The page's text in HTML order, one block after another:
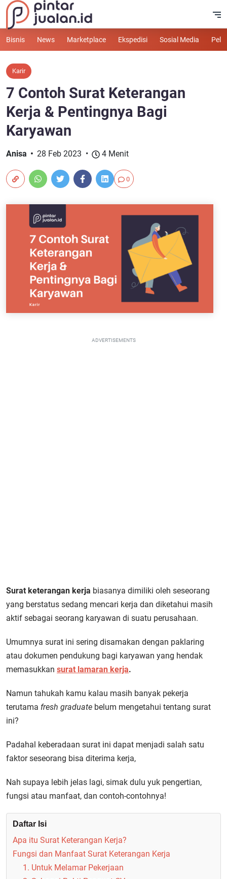
Bisnis News Marketplace Ekspedisi Sosial Media
Karir
7 Contoh Surat Keterangan
Kerja & Pentingnya Bagi
Karyawan
Anisa 28 Feb 2023 4 Menit
0
ADVERTISEMENTS
Surat keterangan kerja biasanya dimiliki oleh seseorang
yang berstatus sedang mencari kerja dan diketahui masih
aktif sebagai seorang karyawan di suatu perusahaan.
Umumnya surat ini sering disamakan dengan paklaring
atau dokumen pendukung bagi karyawan yang hendak
memasukkan surat lamaran kerja.
Namun tahukah kamu kalau masih banyak pekerja
terutama fresh graduate belum mengetahui tentang surat
ini?
Padahal keberadaan surat ini dapat menjadi salah satu
faktor seseorang bisa diterima kerja,
Nah supaya lebih jelas lagi, simak dulu yuk pengertian,
fungsi atau manfaat, dan contoh-contohnya!
Daftar Isi
Apa itu Surat Keterangan Kerja?
Fungsi dan Manfaat Surat Keterangan Kerja
1. Untuk Melamar Pekerjaan